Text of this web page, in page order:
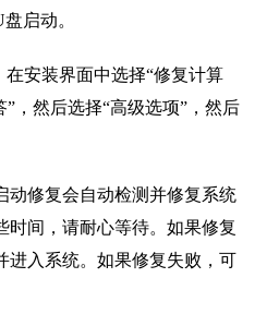
启动。
在安装界面中选择“修复计算
，然后选择“高级选项”，然后
动修复会自动检测并修复系统
时间，请耐心等待。如果修复
进入系统。如果修复失败，可